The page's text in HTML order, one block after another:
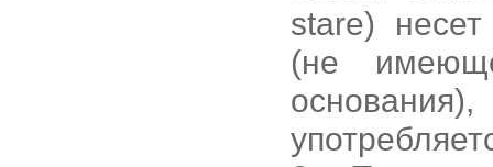
stare)
(не